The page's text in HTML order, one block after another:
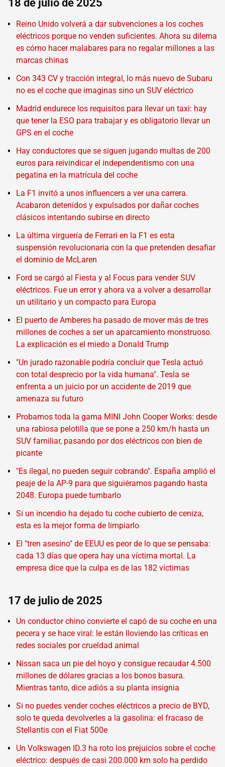
18 de julio de 2025
Reino Unido volverá a dar subvenciones a los coches
eléctricos porque no venden suficientes. Ahora su dilema
es cómo hacer malabares para no regalar millones a las
marcas chinas
Con 343 CV y tracción integral, lo más nuevo de Subaru
no es el coche que imaginas sino un SUV eléctrico
Madrid endurece los requisitos para llevar un taxi: hay
que tener la ESO para trabajar y es obligatorio llevar un
GPS en el coche
Hay conductores que se siguen jugando multas de 200
euros para reivindicar el independentismo con una
pegatina en la matrícula del coche
La F1 invitó a unos influencers a ver una carrera.
Acabaron detenidos y expulsados por dañar coches
clásicos intentando subirse en directo
La última virguería de Ferrari en la F1 es esta
suspensión revolucionaria con la que pretenden desafiar
el dominio de McLaren
Ford se cargó al Fiesta y al Focus para vender SUV
eléctricos. Fue un error y ahora va a volver a desarrollar
un utilitario y un compacto para Europa
El puerto de Amberes ha pasado de mover más de tres
millones de coches a ser un aparcamiento monstruoso.
La explicación es el miedo a Donald Trump
"Un jurado razonable podría concluir que Tesla actuó
con total desprecio por la vida humana". Tesla se
enfrenta a un juicio por un accidente de 2019 que
amenaza su futuro
Probamos toda la gama MINI John Cooper Works: desde
una rabiosa pelotilla que se pone a 250 km/h hasta un
SUV familiar, pasando por dos eléctricos con bien de
picante
"Es ilegal, no pueden seguir cobrando". España amplió el
peaje de la AP-9 para que siguiéramos pagando hasta
2048. Europa puede tumbarlo
Si un incendio ha dejado tu coche cubierto de ceniza,
esta es la mejor forma de limpiarlo
El "tren asesino" de EEUU es peor de lo que se pensaba:
cada 13 días que opera hay una víctima mortal. La
empresa dice que la culpa es de las 182 víctimas
17 de julio de 2025
Un conductor chino convierte el capó de su coche en una
pecera y se hace viral: le están lloviendo las críticas en
redes sociales por crueldad animal
Nissan saca un pie del hoyo y consigue recaudar 4.500
millones de dólares gracias a los bonos basura.
Mientras tanto, dice adiós a su planta insignia
Si no puedes vender coches eléctricos a precio de BYD,
solo te queda devolverles a la gasolina: el fracaso de
Stellantis con el Fiat 500e
Un Volkswagen ID.3 ha roto los prejuicios sobre el coche
eléctrico: después de casi 200.000 km solo ha perdido